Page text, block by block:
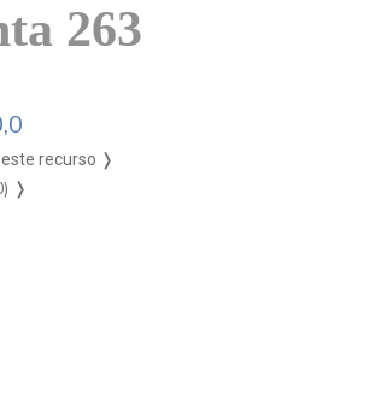
263
recurso ❭
❭